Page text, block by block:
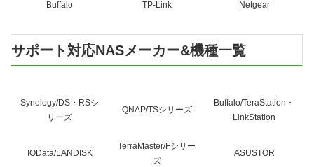
Buffalo TP-Link Netgear
サポート対応NASメーカー&機種一覧
Synology/DS・RSシ
リーズ
QNAP/TSシリーズ
Buffalo/TeraStation・
LinkStation
IOData/LANDISK
TerraMaster/Fシリー
ズ
ASUSTOR